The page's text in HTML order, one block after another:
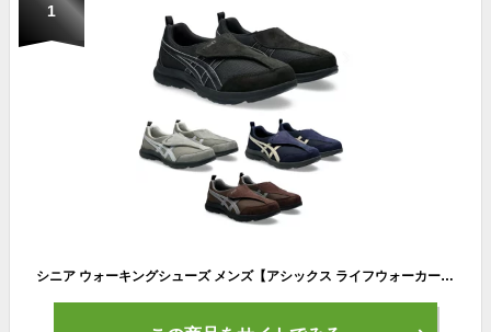
1
シニア ウォーキングシューズ メンズ【アシックス ライフウォーカー 男性用 M010】 アシックス スニーカー 運動靴 高齢 者 履き やすい 靴 高齢者 介護靴 脱ぎ履ぎ リハビリシューズ お出かけ 散歩 外出 靴 シューズ 楽 簡単 父の日 父 祖父 送料無料【ギフトラッピング】